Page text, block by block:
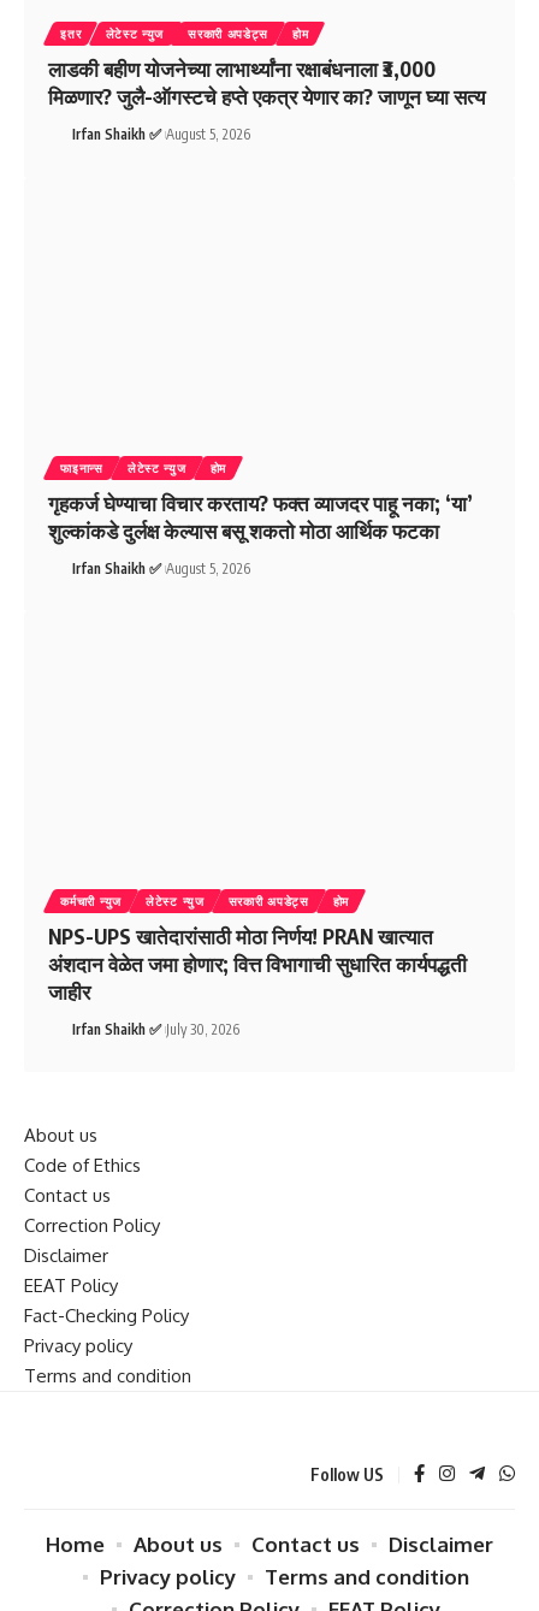
इतर लेटेस्ट न्युज सरकारी अपडेट्स होम
लाडकी बहीण योजनेच्या लाभार्थ्यांना रक्षाबंधनाला ₹3,000
मिळणार? जुलै-ऑगस्टचे हप्ते एकत्र येणार का? जाणून घ्या सत्य
Irfan Shaikh ✅ August 5, 2026
फाइनान्स लेटेस्ट न्युज होम
गृहकर्ज घेण्याचा विचार करताय? फक्त व्याजदर पाहू नका; ‘या’
शुल्कांकडे दुर्लक्ष केल्यास बसू शकतो मोठा आर्थिक फटका
Irfan Shaikh ✅ August 5, 2026
कर्मचारी न्युज लेटेस्ट न्युज सरकारी अपडेट्स होम
NPS-UPS खातेदारांसाठी मोठा निर्णय! PRAN खात्यात
अंशदान वेळेत जमा होणार; वित्त विभागाची सुधारित कार्यपद्धती
जाहीर
Irfan Shaikh ✅ July 30, 2026
About us
Code of Ethics
Contact us
Correction Policy
Disclaimer
EEAT Policy
Fact-Checking Policy
Privacy policy
Terms and condition
Follow US
Home About us Contact us
Disclaimer
Privacy policy
Terms and condition